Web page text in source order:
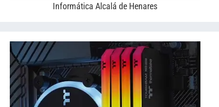
Informática Alcalá de Henares